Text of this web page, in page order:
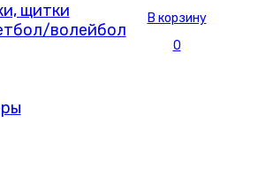
щитки
волейбол
В корзину
0